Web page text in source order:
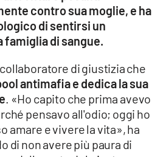
contro sua moglie, e ha
di sentirsi un
di sangue.
di giustizia che
antimafia e dedica la sua
. «Ho capito che prima avevo
pensavo all'odio; oggi ho
amare e vivere la vita», ha
di non avere più paura di